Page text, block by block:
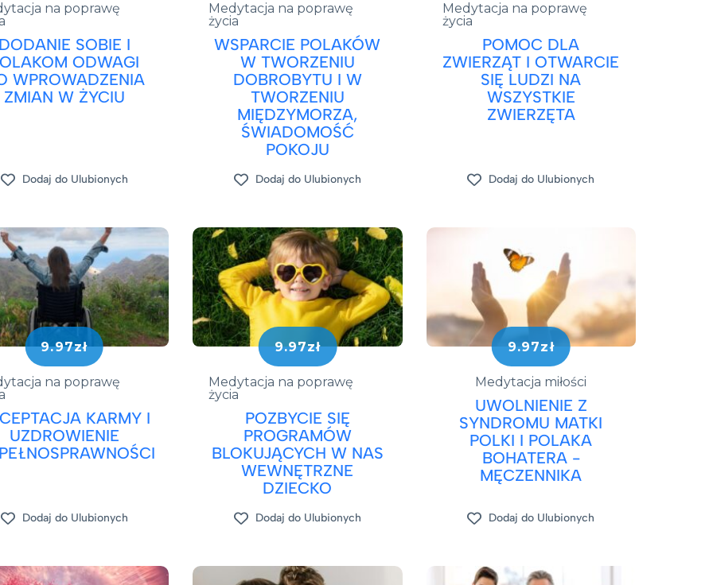
na poprawę
SOBIE I
ODWAGI
WPROWADZENIA
ZMIAN W ŻYCIU
Dodaj do Ulubionych
Medytacja na poprawę
życia
WSPARCIE POLAKÓW
W TWORZENIU
DOBROBYTU I W
TWORZENIU
MIĘDZYMORZA,
ŚWIADOMOŚĆ
POKOJU
Dodaj do Ulubionych
Medytacja na poprawę
życia
POMOC DLA
ZWIERZĄT I OTWARCIE
SIĘ LUDZI NA
WSZYSTKIE
ZWIERZĘTA
Dodaj do Ulubionych
9.97zł
na poprawę
KARMY I
UZDROWIENIE
Dodaj do Ulubionych
9.97zł
Medytacja na poprawę
życia
POZBYCIE SIĘ
PROGRAMÓW
BLOKUJĄCYCH W NAS
WEWNĘTRZNE
DZIECKO
Dodaj do Ulubionych
9.97zł
Medytacja miłości
UWOLNIENIE Z
SYNDROMU MATKI
POLKI I POLAKA
BOHATERA -
MĘCZENNIKA
Dodaj do Ulubionych